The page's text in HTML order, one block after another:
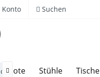
Konto Suchen
Stühle Tische
